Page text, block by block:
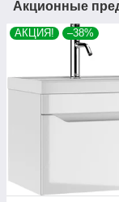
Акционные
АКЦИЯ! –38%